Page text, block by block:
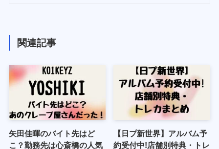
関連記事
矢田佳暉のバイト先はど
こ？勤務先は心斎橋の人気
【日プ新世界】アルバム予
約受付中!店舗別特典・トレ